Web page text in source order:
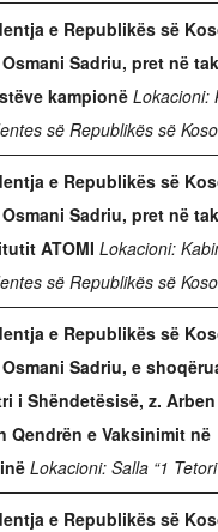
e Republikës së
Sadriu, pret në
kampionë Lokacioni:
së Republikës së
e Republikës së
Sadriu, pret në
ATOMI Lokacioni:
së Republikës së
e Republikës së
Sadriu, e
i Shëndetësisë, z.
Qendrën e Vaksinimit në
Lokacioni: Salla “1
e Republikës së